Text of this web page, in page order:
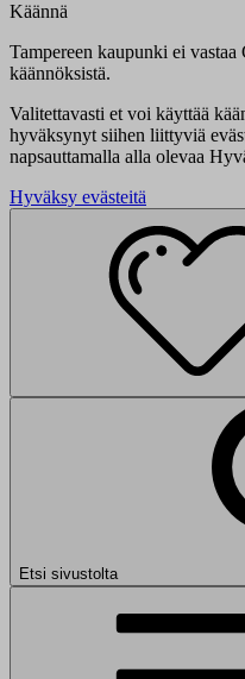
Käännä
Tampereen kaupunki ei vastaa
käännöksistä.
Valitettavasti et voi käyttää
hyväksynyt siihen liittyviä
napsauttamalla alla olevaa
Hyväksy evästeitä
Etsi sivustolta